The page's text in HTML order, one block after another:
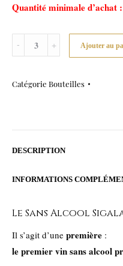
Quantité minimale d’achat
Quantité Ajouter au
Catégorie Bouteilles
DESCRIPTION
INFORMATIONS
Le Sans Alcool
Il s’agit d’une première :
le premier vin sans alcool